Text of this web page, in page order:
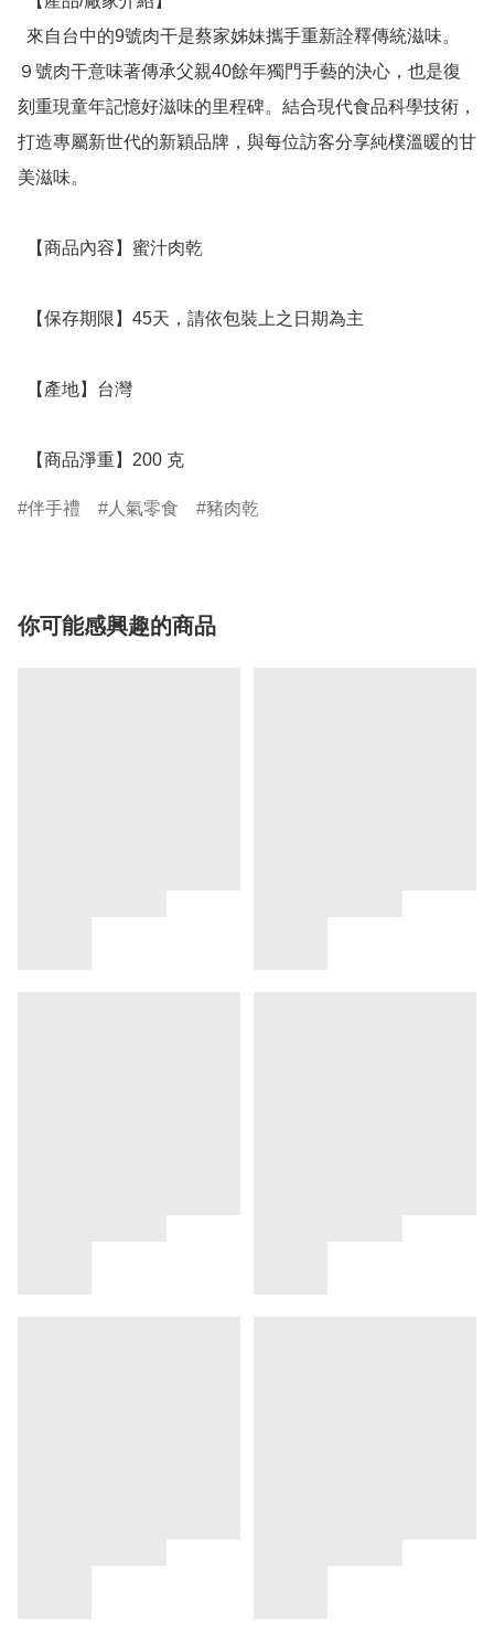
９號肉干意味著傳承父親40餘年獨門手藝的決心，也是復
刻重現童年記憶好滋味的里程碑。結合現代食品科學技術，
打造專屬新世代的新穎品牌，與每位訪客分享純樸溫暖的甘
美滋味。
  【商品淨重】200 克
伴手禮 人氣零食 豬肉乾
你可能感興趣的商品